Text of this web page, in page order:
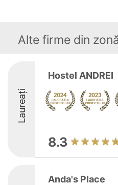
Alte firme din
Laureați
Hostel ANDREI
8.3
Anda's Place